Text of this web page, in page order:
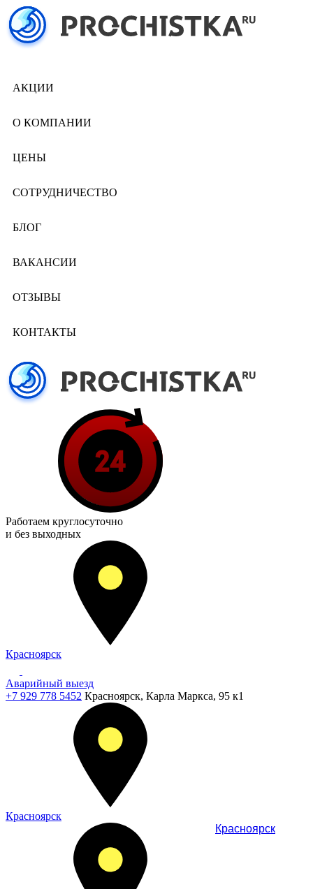
АКЦИИ
О КОМПАНИИ
ЦЕНЫ
СОТРУДНИЧЕСТВО
БЛОГ
ВАКАНСИИ
ОТЗЫВЫ
КОНТАКТЫ
Работаем круглосуточно
и без выходных
Красноярск
Аварийный выезд
+7 929 778 5452 Красноярск, Карла Маркса, 95 к1
Красноярск
Красноярск